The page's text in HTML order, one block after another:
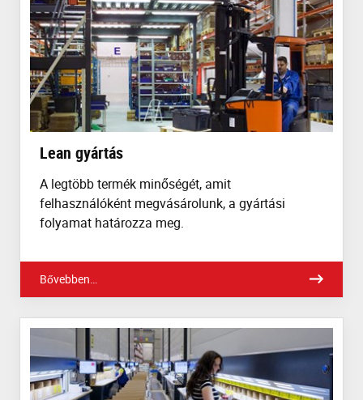
Lean gyártás
A legtöbb termék minőségét, amit
felhasználóként megvásárolunk, a gyártási
folyamat határozza meg.
Bővebben…